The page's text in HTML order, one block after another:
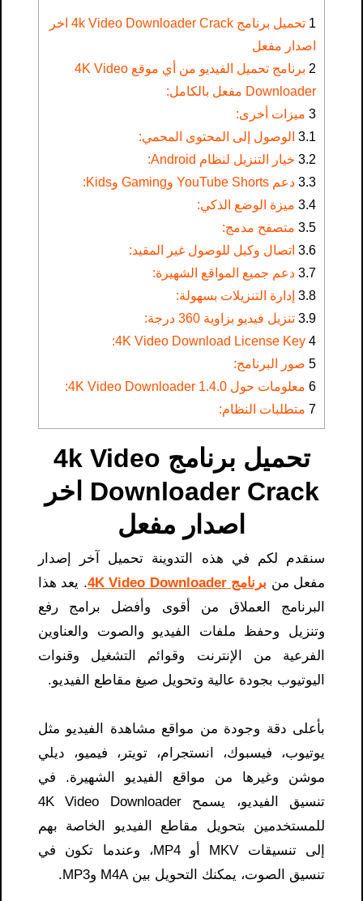
1
تحميل برنامج 4k Video Downloader Crack اخر
اصدار مفعل
2
برنامج تحميل الفيديو من أي موقع 4K Video
Downloader مفعل بالكامل:
3 ميزات أخرى:
3.1 الوصول إلى المحتوى المحمي:
3.2 خيار التنزيل لنظام Android:
3.3 دعم YouTube Shorts وGaming وKids:
3.4 ميزة الوضع الذكي:
3.5 متصفح مدمج:
3.6 اتصال وكيل للوصول غير المقيد:
3.7 دعم جميع المواقع الشهيرة:
3.8 إدارة التنزيلات بسهولة:
3.9 تنزيل فيديو بزاوية 360 درجة:
4
5 صور البرنامج:
6 معلومات حول 4K Video Downloader 1.4.0:
7 متطلبات النظام:
تحميل برنامج 4k Video
Downloader Crack اخر
اصدار مفعل
سنقدم لكم في هذه التدوينة تحميل آخر إصدار
مفعل من برنامج 4K Video Downloader
. يعد هذا
البرنامج العملاق من أقوى وأفضل برامج رفع
وتنزيل وحفظ ملفات الفيديو والصوت والعناوين
الفرعية من الإنترنت وقوائم التشغيل وقنوات
اليوتيوب بجودة عالية وتحويل صيغ مقاطع الفيديو.
بأعلى دقة وجودة من مواقع مشاهدة الفيديو مثل
يوتيوب، فيسبوك، انستجرام، تويتر، فيميو، ديلي
موشن وغيرها من مواقع الفيديو الشهيرة. في
تنسيق الفيديو، يسمح 4K Video Downloader
للمستخدمين بتحويل مقاطع الفيديو الخاصة بهم
إلى تنسيقات MKV أو MP4، وعندما تكون في
تنسيق الصوت، يمكنك التحويل بين M4A وMP3.